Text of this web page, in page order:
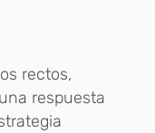
rectos,
respuesta